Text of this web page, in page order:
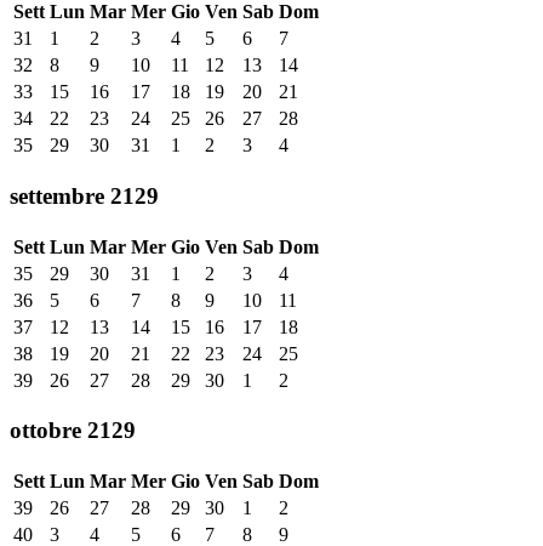
Sett Lun Mar Mer Gio Ven Sab Dom
31
1 2 3 4 5 6
7
32
8 9 10 11 12 13
14
33
15 16 17 18 19 20
21
34
22 23 24 25 26 27
28
35
29 30 31 1 2 3 4
settembre 2129
Sett Lun Mar Mer Gio Ven Sab Dom
35
29 30 31 1 2 3
4
36
5 6 7 8 9 10
11
37
12 13 14 15 16 17
18
38
19 20 21 22 23 24
25
39
26 27 28 29 30 1 2
ottobre 2129
Sett Lun Mar Mer Gio Ven Sab Dom
39
26 27 28 29 30 1
2
40
3 4 5 6 7 8
9